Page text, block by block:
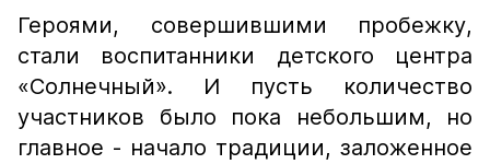
Героями, совершившими пробежку,
стали воспитанники детского центра
«Солнечный». И пусть количество
участников было пока небольшим, но
главное - начало традиции, заложенное